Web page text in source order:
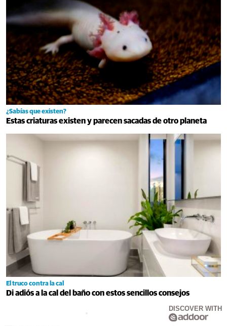
¿Sabías que existen?
Estas criaturas existen y parecen sacadas de otro planeta
El truco contra la cal
Di adiós a la cal del baño con estos sencillos consejos
DISCOVER WITH